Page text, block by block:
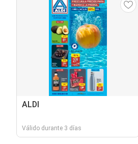
ALDI
Válido durante 3 días